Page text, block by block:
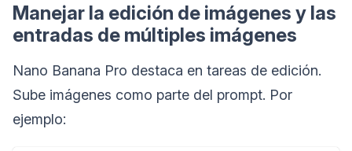
Manejar la edición de imágenes y las
entradas de múltiples imágenes
Nano Banana Pro destaca en tareas de edición.
Sube imágenes como parte del prompt. Por
ejemplo: